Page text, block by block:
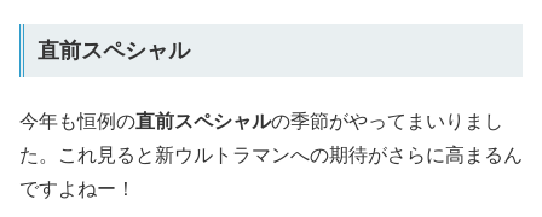
直前スペシャル
今年も恒例の直前スペシャルの季節がやってまいりまし
た。これ見ると新ウルトラマンへの期待がさらに高まるん
ですよねー！